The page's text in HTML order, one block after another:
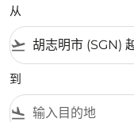
从
flight_takeoff
到
flight_land